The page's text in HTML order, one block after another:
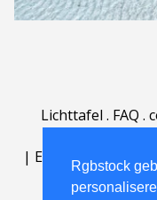
Rgbstock
Lichttafel . FAQ .
| English | Deutsch